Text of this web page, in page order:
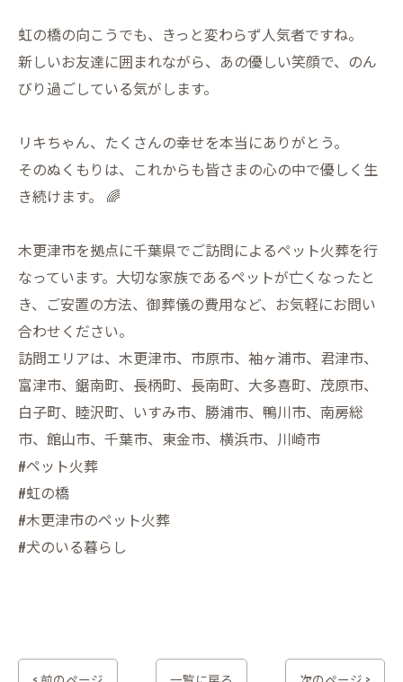
虹の橋の向こうでも、きっと変わらず人気者ですね。
新しいお友達に囲まれながら、あの優しい笑顔で、のん
びり過ごしている気がします。
リキちゃん、たくさんの幸せを本当にありがとう。
そのぬくもりは、これからも皆さまの心の中で優しく生
き続けます。 🌈
木更津市を拠点に千葉県でご訪問によるペット火葬を行
なっています。大切な家族であるペットが亡くなったと
き、ご安置の方法、御葬儀の費用など、お気軽にお問い
合わせください。
訪問エリアは、木更津市、市原市、袖ヶ浦市、君津市、
富津市、鋸南町、長柄町、長南町、大多喜町、茂原市、
白子町、睦沢町、いすみ市、勝浦市、鴨川市、南房総
市、館山市、千葉市、東金市、横浜市、川崎市
#ペット火葬
#虹の橋
#木更津市のペット火葬
#犬のいる暮らし